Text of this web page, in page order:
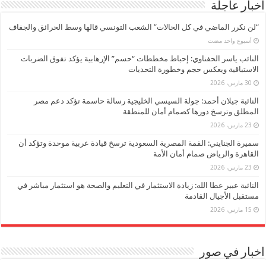
اخبار عاجلة
“لن نكرر الماضي في كل الحالات” الشعب التونسي قالها وسط الحرائق والجفاف
‏أسبوع واحد مضت
النائب ياسر الحفناوي: إحباط مخططات “حسم” الإرهابية يؤكد تفوق الضربات
الاستباقية ويعكس حجم وخطورة التحديات
30 مارس، 2026
النائبة جيلان أحمد: جولة السيسي الخليجية رسالة حاسمة تؤكد دعم مصر
المطلق وترسخ دورها كصمام أمان للمنطقة
23 مارس، 2026
سميرة الجنايني: القمة المصرية السعودية ترسخ قيادة عربية موحدة وتؤكد أن
القاهرة والرياض صمام أمان الأمة
23 مارس، 2026
النائبة عبير عطا الله: زيادة الاستثمار في التعليم والصحة هو استثمار مباشر في
مستقبل الأجيال القادمة
15 مارس، 2026
اخبار في صور